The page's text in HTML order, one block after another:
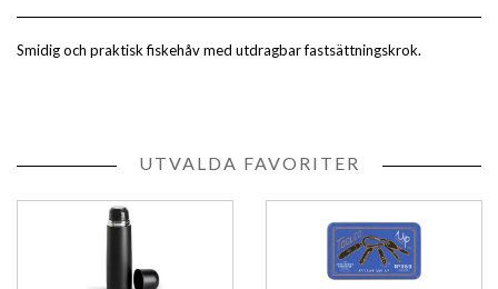
Smidig och praktisk fiskehåv med utdragbar fastsättningskrok.
UTVALDA FAVORITER